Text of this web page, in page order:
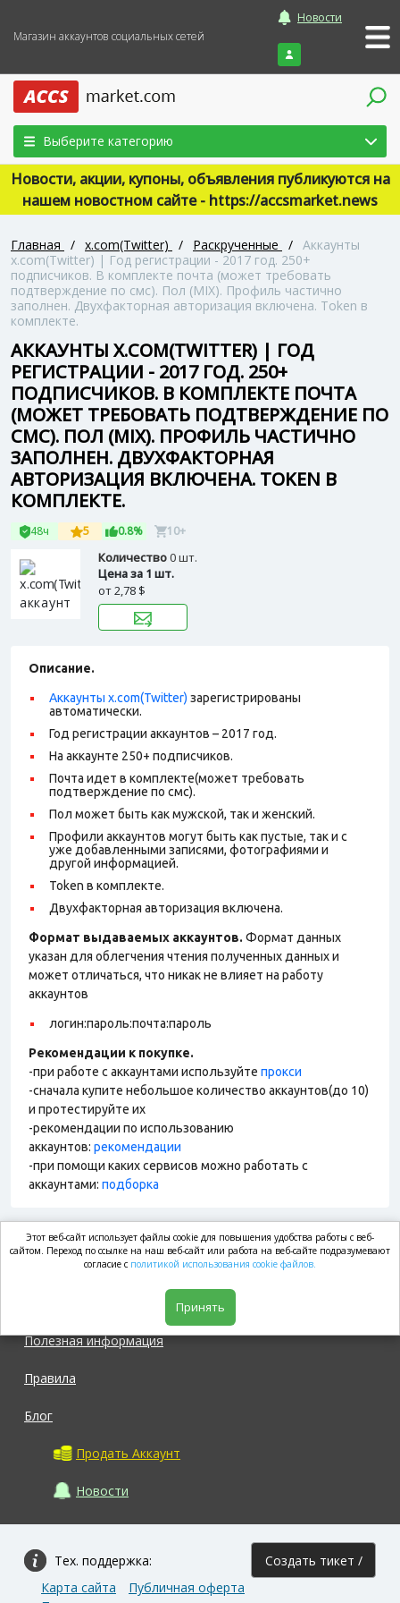
Магазин аккаунтов социальных сетей
Новости
Войти
Выберите категорию
Новости, акции, купоны, объявления публикуются на
нашем новостном сайте - https://accsmarket.news
Главная / x.com(Twitter) / Раскрученные / Аккаунты
x.com(Twitter) | Год регистрации - 2017 год. 250+
подписчиков. В комплекте почта (может требовать
подтверждение по смс). Пол (MIX). Профиль частично
заполнен. Двухфакторная авторизация включена. Token в
комплекте.
АККАУНТЫ X.COM(TWITTER) | ГОД
РЕГИСТРАЦИИ - 2017 ГОД. 250+
ПОДПИСЧИКОВ. В КОМПЛЕКТЕ ПОЧТА
(МОЖЕТ ТРЕБОВАТЬ ПОДТВЕРЖДЕНИЕ ПО
СМС). ПОЛ (MIX). ПРОФИЛЬ ЧАСТИЧНО
ЗАПОЛНЕН. ДВУХФАКТОРНАЯ
АВТОРИЗАЦИЯ ВКЛЮЧЕНА. TOKEN В
КОМПЛЕКТЕ.
48ч 5 0.8% 10+
Количество0 шт.
Цена за 1 шт.
от2,78 $
Описание.
Аккаунты x.com(Twitter) зарегистрированы
автоматически.
Год регистрации аккаунтов – 2017 год.
На аккаунте 250+ подписчиков.
Почта идет в комплекте(может требовать
подтверждение по смс).
Пол может быть как мужской, так и женский.
Профили аккаунтов могут быть как пустые, так и с
уже добавленными записями, фотографиями и
другой информацией.
Token в комплекте.
Двухфакторная авторизация включена.
Формат выдаваемых аккаунтов. Формат данных
указан для облегчения чтения полученных данных и
может отличаться, что никак не влияет на работу
аккаунтов
логин:пароль:почта:пароль
Рекомендации к покупке.
-при работе с аккаунтами используйте прокси
-сначала купите небольшое количество аккаунтов(до 10)
и протестируйте их
-рекомендации по использованию
аккаунтов: рекомендации
-при помощи каких сервисов можно работать с
аккаунтами: подборка
market.com
Полезная информация
Правила
Блог
Продать Аккаунт
Новости
Тех. поддержка: Создать тикет /
Карта сайта
Публичная оферта
Этот веб-сайт использует файлы cookie для повышения удобства работы с веб-
сайтом. Переход по ссылке на наш веб-сайт или работа на веб-сайте подразумевают
согласие с политикой использования cookie файлов.
Принять